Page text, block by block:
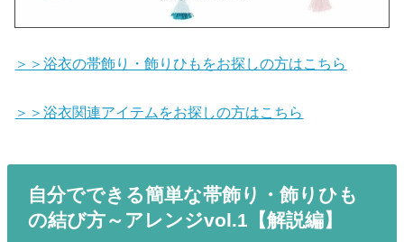
＞＞浴衣の帯飾り・飾りひもをお探しの方はこちら
＞＞浴衣関連アイテムをお探しの方はこちら
自分でできる簡単な帯飾り・飾りひも
の結び方～アレンジvol.1【解説編】